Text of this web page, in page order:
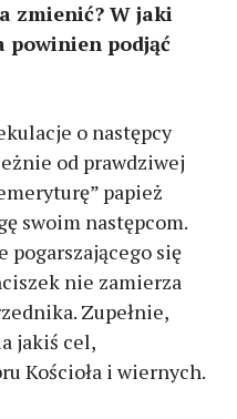
zmienić? W jaki
powinien podjąć
o następcy
od prawdziwej
papież
swoim następcom.
pogarszającego się
nie zamierza
Zupełnie,
jakiś cel,
Kościoła i wiernych.